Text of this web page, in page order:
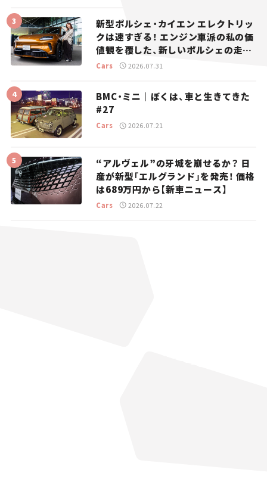
新型ポルシェ・カイエン エレクトリッ
クは速すぎる！ エンジン車派の私の価
値観を覆した、新しいポルシェの走
り。
Cars 2026.07.31
BMC・ミニ｜ぼくは、車と生きてきた
#27
Cars 2026.07.21
“アルヴェル”の牙城を崩せるか？ 日
産が新型「エルグランド」を発売！ 価格
は689万円から【新車ニュース】
Cars 2026.07.22